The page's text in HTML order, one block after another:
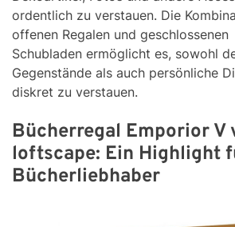
ordentlich zu verstauen. Die
offenen Regalen und geschlossenen
Schubladen ermöglicht es, sowohl
Gegenstände als auch persönliche
diskret zu verstauen.
Bücherregal Emporior V
loftscape: Ein Highlight
Bücherliebhaber